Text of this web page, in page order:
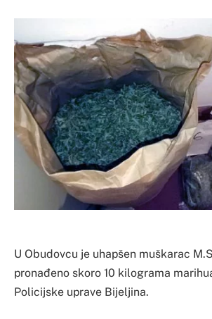
U Obudovcu je uhapšen muškarac
pronađeno skoro 10 kilograma
Policijske uprave Bijeljina.